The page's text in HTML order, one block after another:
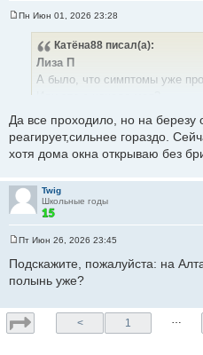
Пн Июн 01, 2026 23:28
Катёна88 писал(а):
Лиза П
А было, что симптомы уже
В лужах и на балконе
хвойные зацвели. Но вроде
...хотя, всякое может быть.
Да все проходило, но на березу
реагирует,сильнее гораздо.
хотя дома окна открываю без
Twig
Школьные годы
о
б
н
и
е
Пт Июн 26, 2026 23:45
Подскажите, пожалуйста: на
полынь уже?
< 1 …